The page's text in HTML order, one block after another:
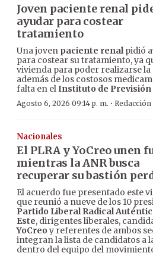
Joven paciente renal
ayudar para costear
tratamiento
Una joven paciente renalpidió
para costear su tratamiento, ya
vivienda para poder realizarse
además de los costosos
falta en elInstituto de Previsión
Agosto 6, 2026 09:14 p. m. · Redacción
Nacionales
El PLRA y YoCreo unen
mientras la ANR busca
recuperar su bastión
El acuerdo fue presentado este
que reunió a nueve de los 10
Partido Liberal Radical
Este, dirigentes liberales,
YoCreo y referentes de ambos
integran la lista de candidatos a
dentro del equipo del